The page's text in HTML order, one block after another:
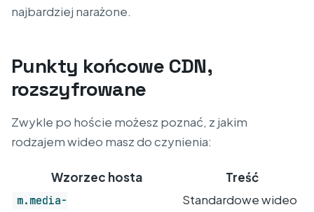
najbardziej narażone.
Punkty końcowe CDN,
rozszyfrowane
Zwykle po hoście możesz poznać, z jakim
rodzajem wideo masz do czynienia:
Wzorzec hosta Treść
m.media-
Standardowe wideo